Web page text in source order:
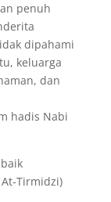
penuh
dipahami
keluarga
dan
hadis Nabi
Tirmidzi)